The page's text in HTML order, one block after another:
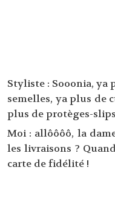
Styliste : Sooonia, ya
semelles, ya plus de
plus de protèges-
Moi : allôôôô, la
les livraisons ?
carte de fidélité !